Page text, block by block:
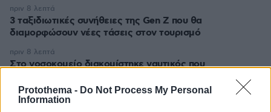
Protothema - Do Not Process My Personal
Information
3 ταξιδιωτικές συνήθειες της Gen Z που θα
διαμορφώσουν νέες τάσεις στον τουρισμό
πριν 8 λεπτά
Στο νοσοκομείο διακομίστηκε ναυτικός που
Ρόδου
πριν 8 λεπτά